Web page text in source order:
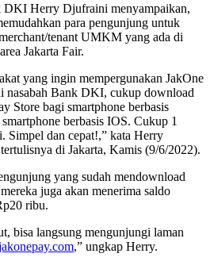
DKI Herry Djufraini menyampaikan,
para pengunjung untuk
tenant UMKM yang ada di
Jakarta Fair.
yang ingin mempergunakan JakOne
nasabah Bank DKI, cukup download
Store bagi smartphone berbasis
berbasis IOS. Cukup 1
Simpel dan cepat!,” kata Herry
di Jakarta, Kamis (9/6/2022).
yang sudah mendownload
juga akan menerima saldo
ribu.
bisa langsung mengunjungi laman
,” ungkap Herry.